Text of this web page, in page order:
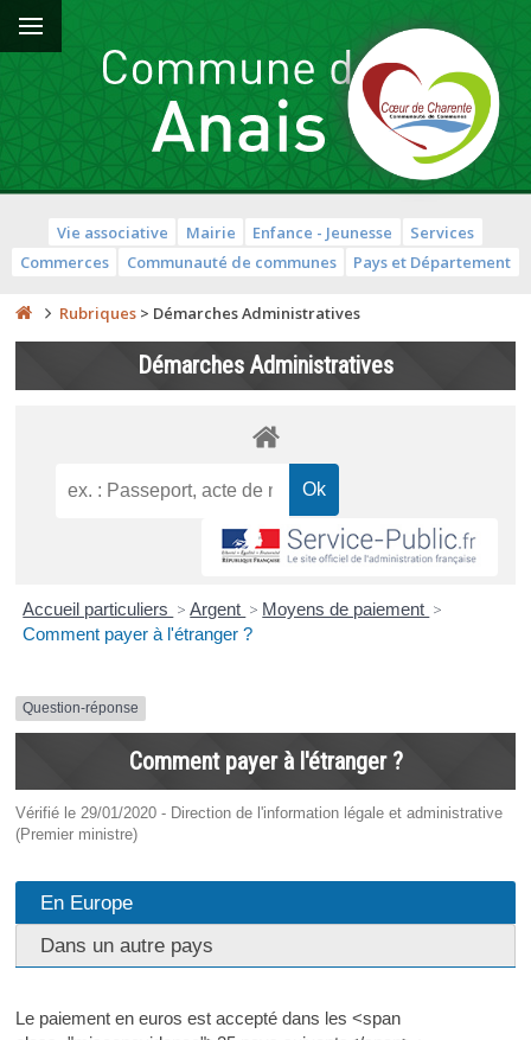
Vie associative Mairie Enfance - Jeunesse
Services
Commerces
Communauté de communes Pays et Département
Rubriques > Démarches Administratives
Démarches Administratives
Accueil particuliers > Argent > Moyens de paiement >
Comment payer à l'étranger ?
Question-réponse
Comment payer à l'étranger ?
Vérifié le 29/01/2020 - Direction de l'information légale et administrative
(Premier ministre)
En Europe
Dans un autre pays
Le paiement en euros est accepté dans les <span